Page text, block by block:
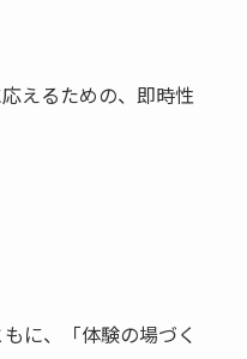
えるための、即時性
に、「体験の場づく